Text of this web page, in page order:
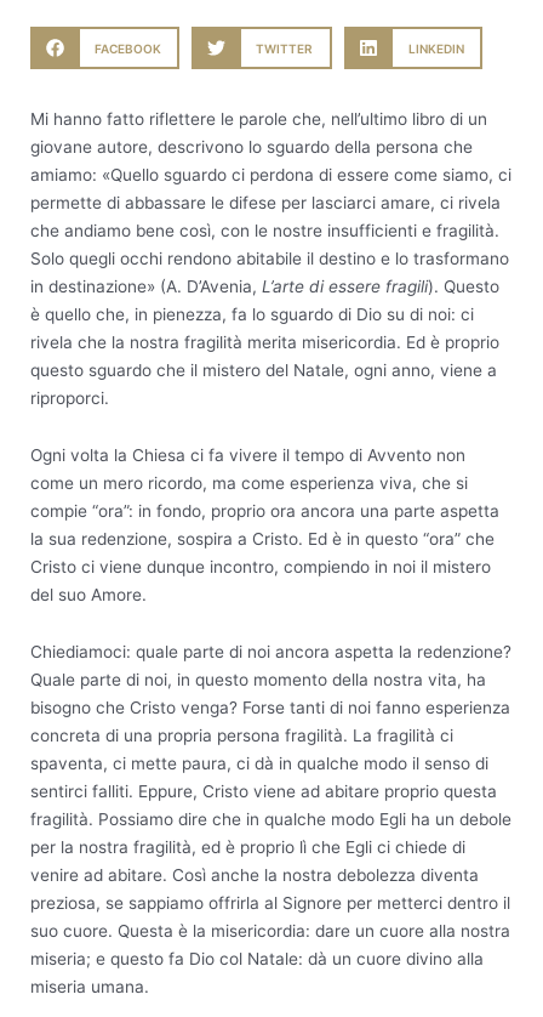
FACEBOOK TWITTER LINKEDIN
Mi hanno fatto riflettere le parole che, nell’ultimo libro di un
giovane autore, descrivono lo sguardo della persona che
amiamo: «Quello sguardo ci perdona di essere come siamo, ci
permette di abbassare le difese per lasciarci amare, ci rivela
che andiamo bene così, con le nostre insufficienti e fragilità.
Solo quegli occhi rendono abitabile il destino e lo trasformano
in destinazione» (A. D’Avenia, L’arte di essere fragili). Questo
è quello che, in pienezza, fa lo sguardo di Dio su di noi: ci
rivela che la nostra fragilità merita misericordia. Ed è proprio
questo sguardo che il mistero del Natale, ogni anno, viene a
riproporci.
Ogni volta la Chiesa ci fa vivere il tempo di Avvento non
come un mero ricordo, ma come esperienza viva, che si
compie “ora”: in fondo, proprio ora ancora una parte aspetta
la sua redenzione, sospira a Cristo. Ed è in questo “ora” che
Cristo ci viene dunque incontro, compiendo in noi il mistero
del suo Amore.
Chiediamoci: quale parte di noi ancora aspetta la redenzione?
Quale parte di noi, in questo momento della nostra vita, ha
bisogno che Cristo venga? Forse tanti di noi fanno esperienza
concreta di una propria persona fragilità. La fragilità ci
spaventa, ci mette paura, ci dà in qualche modo il senso di
sentirci falliti. Eppure, Cristo viene ad abitare proprio questa
fragilità. Possiamo dire che in qualche modo Egli ha un debole
per la nostra fragilità, ed è proprio lì che Egli ci chiede di
venire ad abitare. Così anche la nostra debolezza diventa
preziosa, se sappiamo offrirla al Signore per metterci dentro il
suo cuore. Questa è la misericordia: dare un cuore alla nostra
miseria; e questo fa Dio col Natale: dà un cuore divino alla
miseria umana.